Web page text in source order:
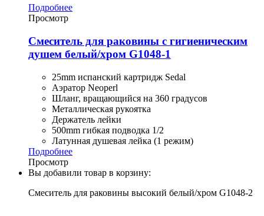
Подробнее
Просмотр
Смеситель для раковины с гигиеническим
душем белый/хром G1048-1
25mm испанский картридж Sedal
Аэратор Neoperl
Шланг, вращающийся на 360 градусов
Металлическая рукоятка
Держатель лейки
500mm гибкая подводка 1/2
Латунная душевая лейка (1 режим)
Подробнее
Просмотр
Вы добавили товар в корзину:
Смеситель для раковины высокий белый/хром G1048-2